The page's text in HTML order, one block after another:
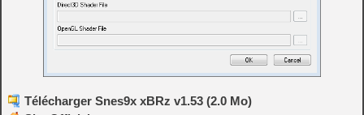
Télécharger Snes9x xBRz v1.53 (2.0 Mo)